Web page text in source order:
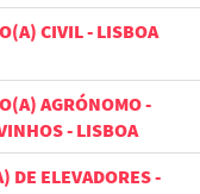
CIVIL - LISBOA
AGRÓNOMO -
- LISBOA
DE ELEVADORES -